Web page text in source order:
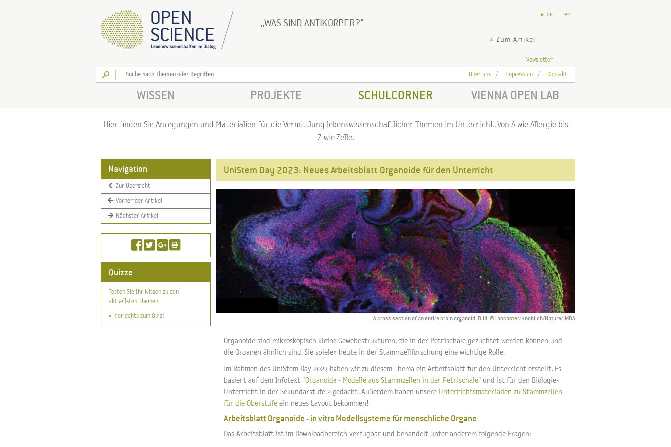
WAS SIND ANTIKÖRPER?
» Zum Artikel
de en
Newsletter
Los
Über uns Impressum Kontakt
WISSEN PROJEKTE SCHULCORNER VIENNA OPEN LAB
Hier finden Sie Anregungen und Materialien für die Vermittlung lebenswissenschaftlicher Themen im Unterricht. Von A wie Allergie bis
Z wie Zelle.
Navigation
Zur Übersicht
Vorheriger Artikel
Nächster Artikel
Quizze
Testen Sie Ihr Wissen zu den
aktuellsten Themen
» Hier gehts zum Quiz!
UniStem Day 2023: Neues Arbeitsblatt Organoide für den Unterricht
A cross section of an entire brain organoid, Bild: ©Lancaster/Knoblich/Nature/IMBA
Organoide sind mikroskopisch kleine Gewebestrukturen, die in der Petrischale gezüchtet werden können und
die Organen ähnlich sind. Sie spielen heute in der Stammzellforschung eine wichtige Rolle.
Im Rahmen des UniStem Day 2023 haben wir zu diesem Thema ein Arbeitsblatt für den Unterricht erstellt. Es
basiert auf dem Infotext "Organoide - Modelle aus Stammzellen in der Petrischale" und ist für den Biologie-
Unterricht in der Sekundarstufe 2 gedacht. Außerdem haben unsere Unterrichtsmaterialien zu Stammzellen
für die Oberstufe ein neues Layout bekommen!
Arbeitsblatt Organoide - in vitro Modellsysteme für menschliche Organe
Das Arbeitsblatt ist im Downloadbereich verfügbar und behandelt unter anderem folgende Fragen: